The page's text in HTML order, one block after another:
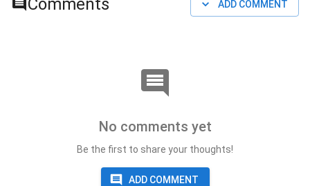
Comments ADD COMMENT
No comments yet
Be the first to share your thoughts!
ADD COMMENT